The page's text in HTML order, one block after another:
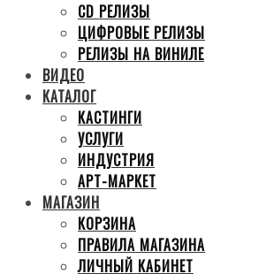
CD РЕЛИЗЫ
ЦИФРОВЫЕ РЕЛИЗЫ
РЕЛИЗЫ НА ВИНИЛЕ
ВИДЕО
КАТАЛОГ
КАСТИНГИ
УСЛУГИ
ИНДУСТРИЯ
АРТ-МАРКЕТ
МАГАЗИН
КОРЗИНА
ПРАВИЛА МАГАЗИНА
ЛИЧНЫЙ КАБИНЕТ